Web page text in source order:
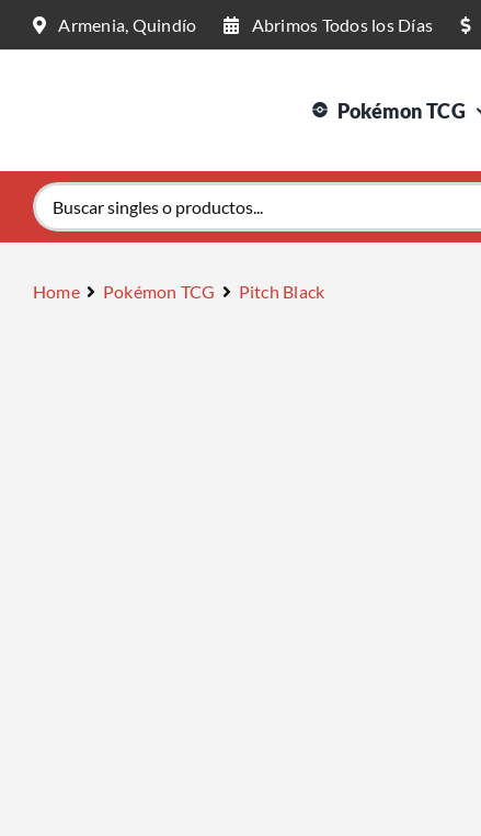
Saltar
Armenia, Quindío Abrimos Todos los Días
Pokémon TCG
Buscar:
Home Pokémon TCG Pitch Black